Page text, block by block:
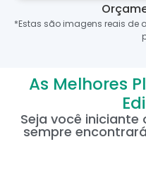
*Estas são imagens reais
As Melhores
Seja você iniciante
sempre